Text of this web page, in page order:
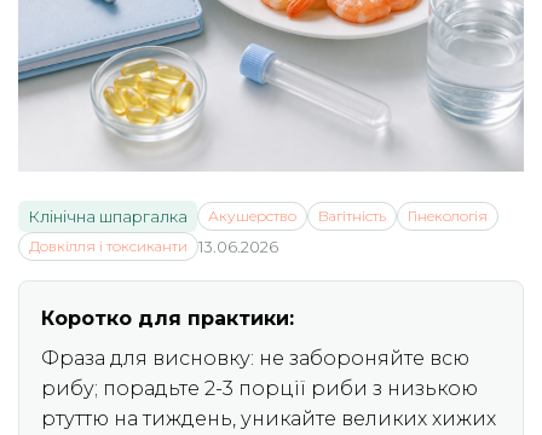
Клінічна шпаргалка Акушерство Вагітність
Гінекологія
Довкілля і токсиканти
13.06.2026
Коротко для практики:
Фраза для висновку: не забороняйте всю
рибу; порадьте 2-3 порції риби з низькою
ртуттю на тиждень, уникайте великих хижих